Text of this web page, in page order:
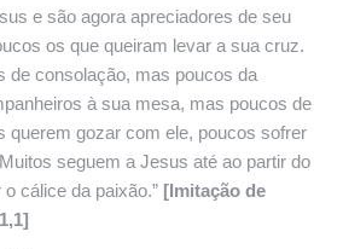
e são agora apreciadores de seu
os que queiram levar a sua cruz.
de consolação, mas poucos da
à sua mesa, mas poucos de
querem gozar com ele, poucos sofrer
seguem a Jesus até ao partir do
cálice da paixão.” [Imitação de